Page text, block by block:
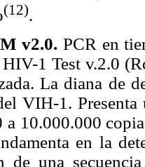
(12).
v2.0. PCR en
1 Test v.2.0
La diana de
VIH-1. Presenta
a 10.000.000
en la
de una